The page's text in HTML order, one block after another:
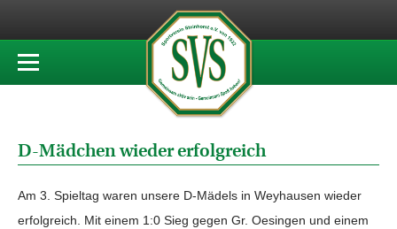
D-Mädchen wieder erfolgreich
Am 3. Spieltag waren unsere D-Mädels in Weyhausen wieder
erfolgreich. Mit einem 1:0 Sieg gegen Gr. Oesingen und einem